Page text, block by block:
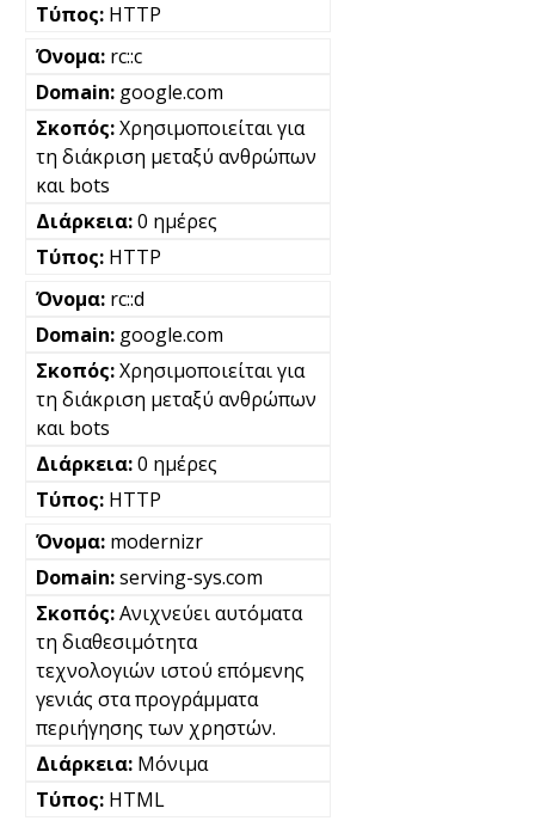
HTTP
rc::c
google.com
Χρησιμοποιείται για
τη διάκριση μεταξύ ανθρώπων
και bots
0 ημέρες
HTTP
rc::d
google.com
Χρησιμοποιείται για
τη διάκριση μεταξύ ανθρώπων
και bots
0 ημέρες
HTTP
modernizr
serving-sys.com
Ανιχνεύει αυτόματα
τη διαθεσιμότητα
τεχνολογιών ιστού επόμενης
γενιάς στα προγράμματα
περιήγησης των χρηστών.
Μόνιμα
HTML